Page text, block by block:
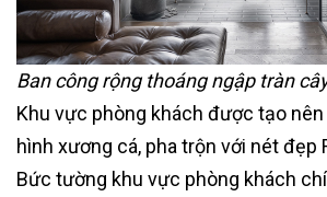
Ban công rộng thoáng ngập tràn
Khu vực phòng khách được tạo
hình xương cá, pha trộn với nét đẹp
Bức tường khu vực phòng khách